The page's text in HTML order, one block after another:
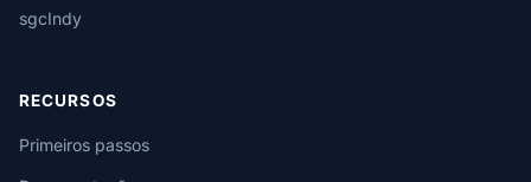
sgcIndy
RECURSOS
Primeiros passos